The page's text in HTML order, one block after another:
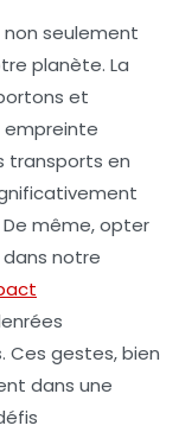
seulement
planète. La
et
empreinte
transports en
De même, opter
notre
Ces gestes, bien
dans une